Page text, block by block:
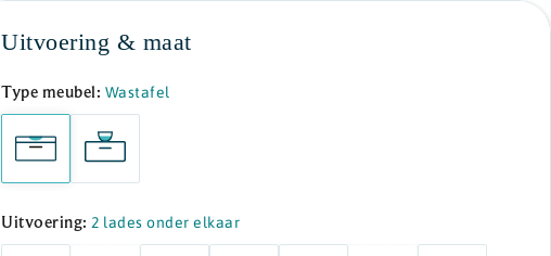
Uitvoering & maat
Type meubel: Wastafel
Uitvoering: 2 lades onder elkaar